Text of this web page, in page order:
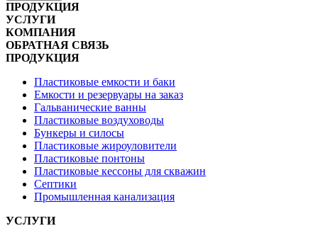
ПРОДУКЦИЯ
УСЛУГИ
КОМПАНИЯ
ОБРАТНАЯ СВЯЗЬ
ПРОДУКЦИЯ
Пластиковые емкости и баки
Емкости и резервуары на заказ
Гальванические ванны
Пластиковые воздуховоды
Бункеры и силосы
Пластиковые жироуловители
Пластиковые понтоны
Пластиковые кессоны для скважин
Септики
Промышленная канализация
УСЛУГИ